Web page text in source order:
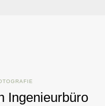
Ingenieurbüro